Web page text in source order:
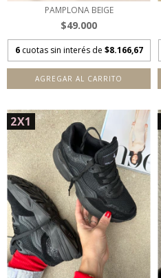
PAMPLONA BEIGE
$49.000
6 cuotas sin interés de $8.166,67
AGREGAR AL CARRITO
2X1